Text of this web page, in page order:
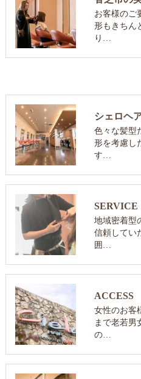
お客様のご
形もきちん
り…
シェロヘ
色々な髪型
形を考慮し
す…
SERVICE
地域密着型
信頼してい
囲…
ACCESS
女性のお客
まで老若男
の…